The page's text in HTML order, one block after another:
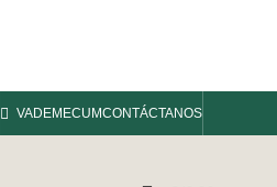
VADEMECUMCONTÁCTANOS